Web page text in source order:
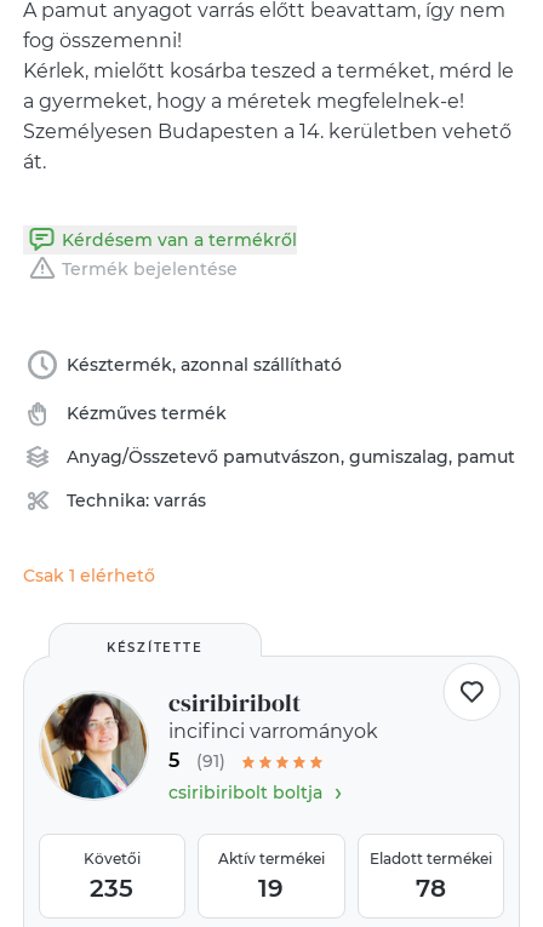
A pamut anyagot varrás előtt beavattam, így nem
fog összemenni!
Kérlek, mielőtt kosárba teszed a terméket, mérd le
a gyermeket, hogy a méretek megfelelnek-e!
Személyesen Budapesten a 14. kerületben vehető
át.
Kérdésem van a termékről
Termék bejelentése
Késztermék, azonnal szállítható
Kézműves termék
Anyag/Összetevő pamutvászon,gumiszalag, pamut
Technika:varrás
Csak 1 elérhető
KÉSZÍTETTE
csiribiribolt
incifinci varrományok
5
(91)
csiribiribolt boltja›
Követői
235
Aktív termékei
19
Eladott termékei
78